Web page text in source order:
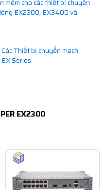
mềm cho các thiết bị chuyển
EX2300, EX3400 và
Thiết bị chuyển mạch
Series
EX2300